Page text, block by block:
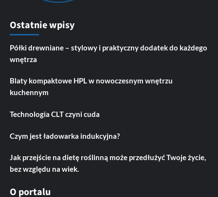
Ostatnie wpisy
Półki drewniane – stylowy i praktyczny dodatek do każdego
wnętrza
Blaty kompaktowe HPL w nowoczesnym wnętrzu
kuchennym
Technologia CLT czyni cuda
Czym jest ładowarka indukcyjna?
Jak przejście na dietę roślinną może przedłużyć Twoje życie,
bez względu na wiek.
O portalu